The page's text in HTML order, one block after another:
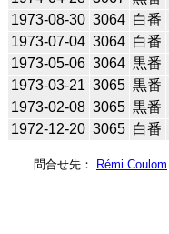
1973-08-30 3064 白番
1973-07-04 3064 白番
1973-05-06 3064 黒番
1973-03-21 3065 黒番
1973-02-08 3065 黒番
1972-12-20 3065 白番
問合せ先： Rémi Coulom